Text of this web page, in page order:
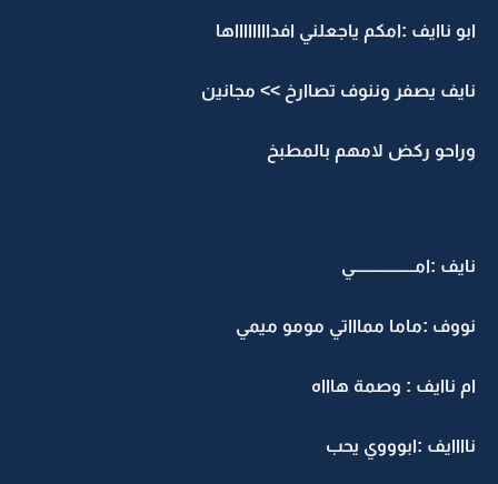
ابو ناايف :امكم ياجعلني افدااااااااها
نايف يصفر وننوف تصاارخ >> مجانين
وراحو ركض لامهم بالمطبخ
نايف :امــــــــــــــــــي
نووف :ماما مماااتي مومو ميمي
ام ناايف : وصمة هاااه
ناااايف :ابوووي يحب